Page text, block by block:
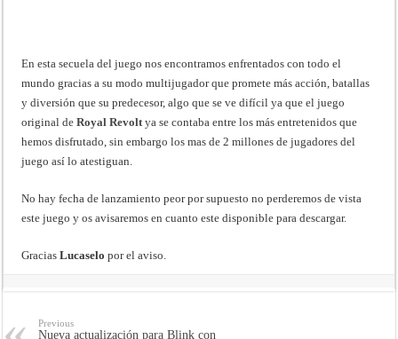
En esta secuela del juego nos encontramos enfrentados con todo el
mundo gracias a su modo multijugador que promete más acción, batallas
y diversión que su predecesor, algo que se ve difícil ya que el juego
original deRoyal Revolt ya se contaba entre los más entretenidos que
hemos disfrutado, sin embargo los mas de 2 millones de jugadores del
juego así lo atestiguan.
No hay fecha de lanzamiento peor por supuesto no perderemos de vista
este juego y os avisaremos en cuanto este disponible para descargar.
GraciasLucaselo por el aviso.
Previous
Nueva actualización para Blink con